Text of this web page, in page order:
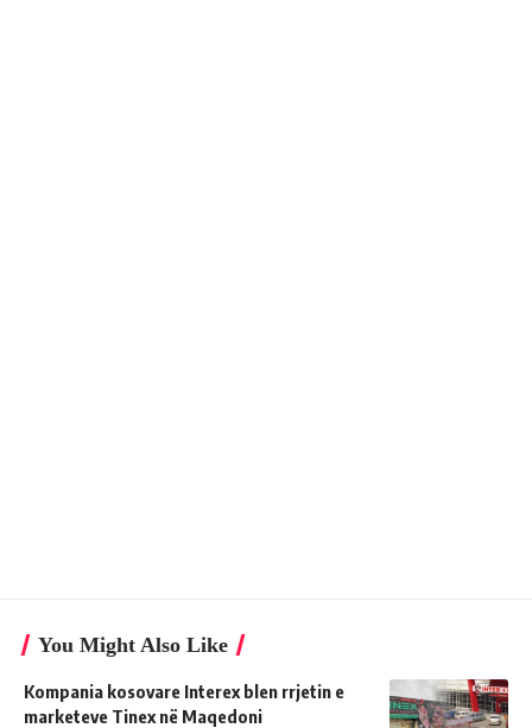
You Might Also Like
Kompania kosovare Interex blen rrjetin e
marketeve Tinex në Maqedoni